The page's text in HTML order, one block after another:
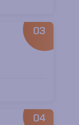
03
04